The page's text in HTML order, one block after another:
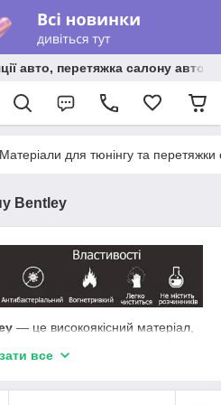
авто, перетяжка салону авто
Матеріали для тюнінгу та
Bentley
— це високоякісний матеріал,
преміум-класу
все